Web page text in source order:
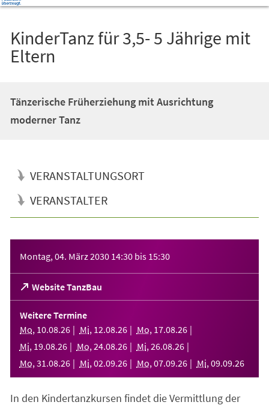
KinderTanz für 3,5- 5 Jährige mit
Eltern
Tänzerische Früherziehung mit Ausrichtung
moderner Tanz
VERANSTALTUNGSORT
VERANSTALTER
Montag, 04. März 2030 14:30 bis 15:30
Website TanzBau
(Öffnet
in
einem
neuen
Tab)
Weitere Termine
Mo, 10.08.26 Mi, 12.08.26 Mo, 17.08.26
Mi, 19.08.26 Mo, 24.08.26 Mi, 26.08.26
Mo, 31 .08.26 Mi, 02.09.26 Mo, 07.09.26 Mi, 09.09.26
In den Kindertanzkursen findet die Vermittlung der